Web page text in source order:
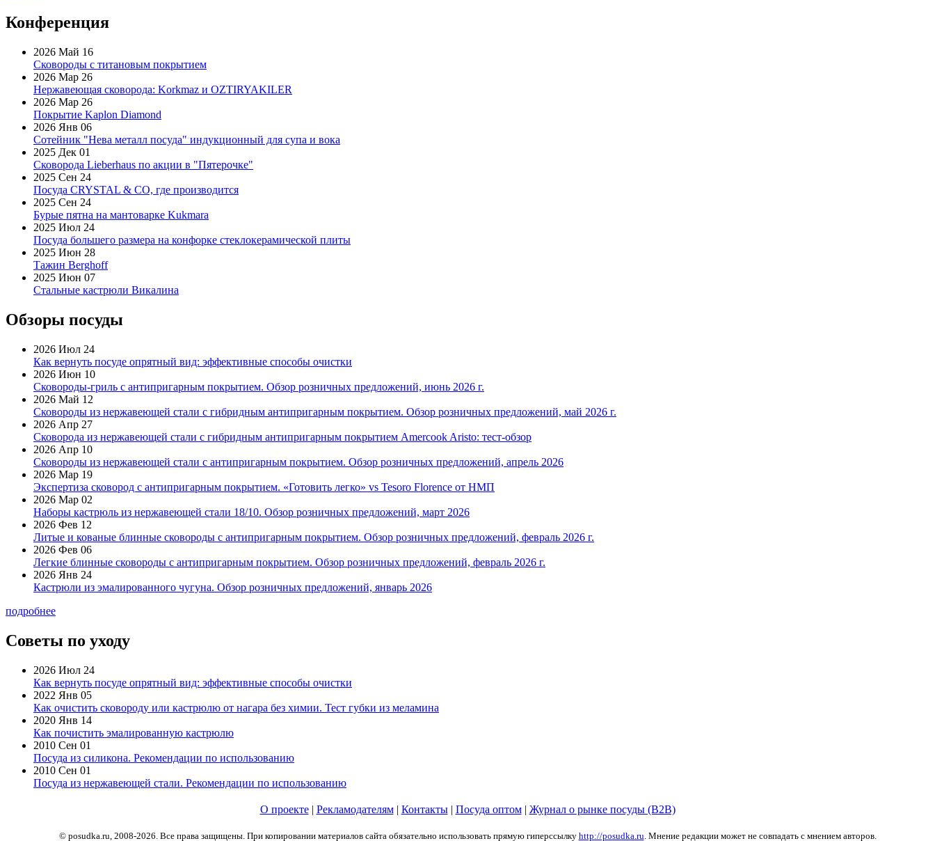
Конференция
2026 Май 16
Сковороды с титановым покрытием
2026 Мар 26
Нержавеющая сковорода: Korkmaz и OZTIRYAKILER
2026 Мар 26
Покрытие Kaplon Diamond
2026 Янв 06
Сотейник "Нева металл посуда" индукционный для супа и вока
2025 Дек 01
Сковорода Lieberhaus по акции в "Пятерочке"
2025 Сен 24
Посуда CRYSTAL & CO, где производится
2025 Сен 24
Бурые пятна на мантоварке Kukmara
2025 Июл 24
Посуда большего размера на конфорке стеклокерамической плиты
2025 Июн 28
Тажин Berghoff
2025 Июн 07
Стальные кастрюли Викалина
Обзоры посуды
2026 Июл 24
Как вернуть посуде опрятный вид: эффективные способы очистки
2026 Июн 10
Сковороды-гриль с антипригарным покрытием. Обзор розничных предложений, июнь 2026 г.
2026 Май 12
Сковороды из нержавеющей стали с гибридным антипригарным покрытием. Обзор розничных предложений, май 2026 г.
2026 Апр 27
Сковорода из нержавеющей стали с гибридным антипригарным покрытием Amercook Aristo: тест-обзор
2026 Апр 10
Сковороды из нержавеющей стали с антипригарным покрытием. Обзор розничных предложений, апрель 2026
2026 Мар 19
Экспертиза сковород с антипригарным покрытием. «Готовить легко» vs Tesoro Florence от НМП
2026 Мар 02
Наборы кастрюль из нержавеющей стали 18/10. Обзор розничных предложений, март 2026
2026 Фев 12
Литые и кованые блинные сковороды с антипригарным покрытием. Обзор розничных предложений, февраль 2026 г.
2026 Фев 06
Легкие блинные сковороды с антипригарным покрытием. Обзор розничных предложений, февраль 2026 г.
2026 Янв 24
Кастрюли из эмалированного чугуна. Обзор розничных предложений, январь 2026
подробнее
Советы по уходу
2026 Июл 24
Как вернуть посуде опрятный вид: эффективные способы очистки
2022 Янв 05
Как очистить сковороду или кастрюлю от нагара без химии. Тест губки из меламина
2020 Янв 14
Как почистить эмалированную кастрюлю
2010 Сен 01
Посуда из силикона. Рекомендации по использованию
2010 Сен 01
Посуда из нержавеющей стали. Рекомендации по использованию
О проекте| Рекламодателям| Контакты| Посуда оптом| Журнал о рынке посуды (B2B)
© posudka.ru, 2008-2026. Все права защищены. При копировании материалов сайта обязательно использовать прямую гиперссылку http://posudka.ru. Мнение редакции может не совпадать с мнением авторов.